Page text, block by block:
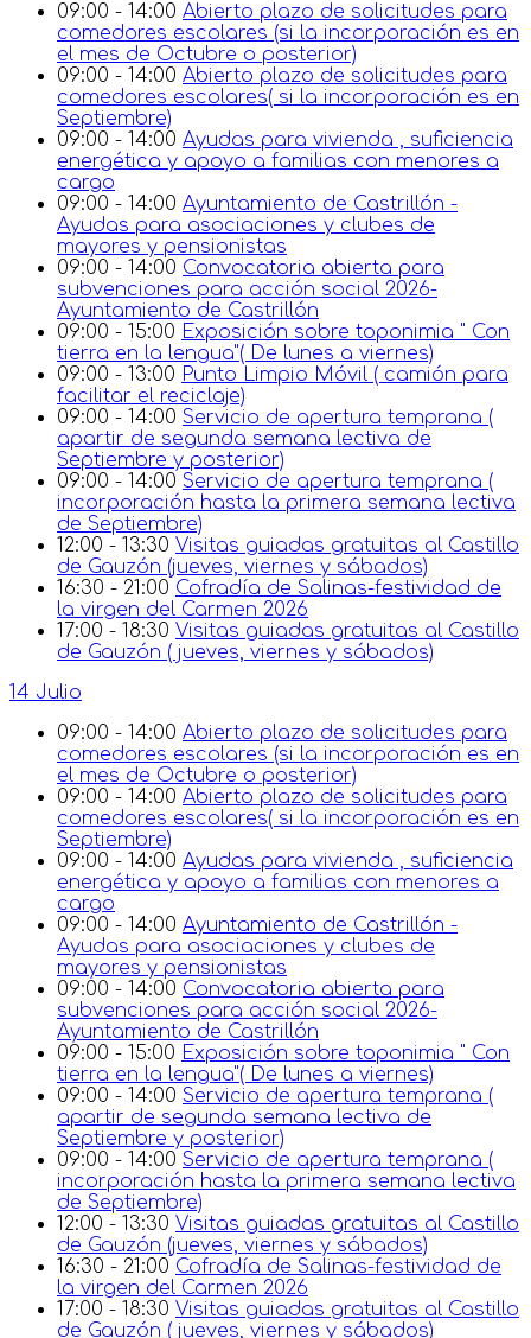
09:00 - 14:00 Abierto plazo de solicitudes para
comedores escolares (si la incorporación es en
el mes de Octubre o posterior)
09:00 - 14:00 Abierto plazo de solicitudes para
comedores escolares( si la incorporación es en
Septiembre)
09:00 - 14:00 Ayudas para vivienda , suficiencia
energética y apoyo a familias con menores a
cargo
09:00 - 14:00 Ayuntamiento de Castrillón -
Ayudas para asociaciones y clubes de
mayores y pensionistas
09:00 - 14:00 Convocatoria abierta para
subvenciones para acción social 2026-
Ayuntamiento de Castrillón
09:00 - 15:00 Exposición sobre toponimia " Con
tierra en la lengua"( De lunes a viernes)
09:00 - 13:00 Punto Limpio Móvil ( camión para
facilitar el reciclaje)
09:00 - 14:00 Servicio de apertura temprana (
apartir de segunda semana lectiva de
Septiembre y posterior)
09:00 - 14:00 Servicio de apertura temprana (
incorporación hasta la primera semana lectiva
de Septiembre)
12:00 - 13:30 Visitas guiadas gratuitas al Castillo
de Gauzón (jueves, viernes y sábados)
16:30 - 21:00 Cofradía de Salinas-festividad de
la virgen del Carmen 2026
17:00 - 18:30 Visitas guiadas gratuitas al Castillo
de Gauzón ( jueves, viernes y sábados)
14 Julio
09:00 - 14:00 Abierto plazo de solicitudes para
comedores escolares (si la incorporación es en
el mes de Octubre o posterior)
09:00 - 14:00 Abierto plazo de solicitudes para
comedores escolares( si la incorporación es en
Septiembre)
09:00 - 14:00 Ayudas para vivienda , suficiencia
energética y apoyo a familias con menores a
cargo
09:00 - 14:00 Ayuntamiento de Castrillón -
Ayudas para asociaciones y clubes de
mayores y pensionistas
09:00 - 14:00 Convocatoria abierta para
subvenciones para acción social 2026-
Ayuntamiento de Castrillón
09:00 - 15:00 Exposición sobre toponimia " Con
tierra en la lengua"( De lunes a viernes)
09:00 - 14:00 Servicio de apertura temprana (
apartir de segunda semana lectiva de
Septiembre y posterior)
09:00 - 14:00 Servicio de apertura temprana (
incorporación hasta la primera semana lectiva
de Septiembre)
12:00 - 13:30 Visitas guiadas gratuitas al Castillo
de Gauzón (jueves, viernes y sábados)
16:30 - 21:00 Cofradía de Salinas-festividad de
la virgen del Carmen 2026
17:00 - 18:30 Visitas guiadas gratuitas al Castillo
de Gauzón ( jueves, viernes y sábados)